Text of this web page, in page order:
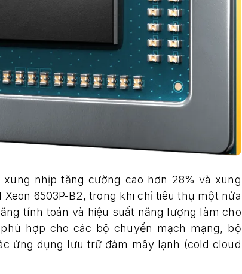
nhịp tăng cường cao hơn 28% và xung
6503P-B2, trong khi chỉ tiêu thụ một nửa
tính toán và hiệu suất năng lượng làm cho
hợp cho các bộ chuyển mạch mạng, bộ
ứng dụng lưu trữ đám mây lạnh (cold cloud